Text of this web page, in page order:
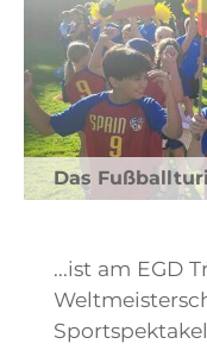
Das
...ist am EGD